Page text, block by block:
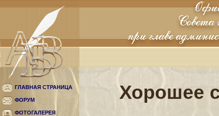
ГЛАВНАЯ СТРАНИЦА
ФОРУМ
ФОТОГАЛЕРЕЯ
Хорошее